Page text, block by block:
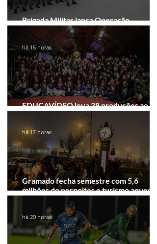
Brigada Militar lança Operação
Convergência na Região das Hortênsias
EDUCAVÍDEO leva 38 produções ao
Festival de Cinema de Gramado
há 15 horas
Gramado fecha semestre com 5,6
milhões de pernoites e turismo
Junho desponta!
há 17 horas
há 20 horas